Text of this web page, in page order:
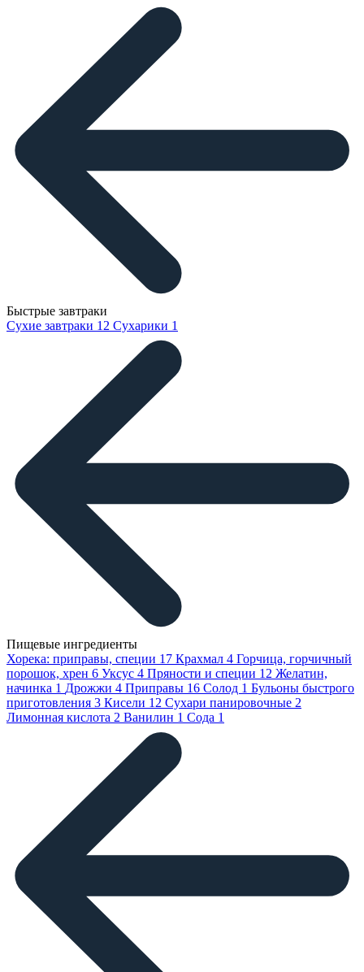
Быстрые завтраки
Сухие завтраки 12 Сухарики 1
Пищевые ингредиенты
Хорека: приправы, специи 17 Крахмал 4 Горчица, горчичный
порошок, хрен 6 Уксус 4 Пряности и специи 12 Желатин,
начинка 1 Дрожжи 4 Приправы 16 Солод 1 Бульоны быстрого
приготовления 3 Кисели 12 Сухари панировочные 2
Лимонная кислота 2 Ванилин 1 Сода 1